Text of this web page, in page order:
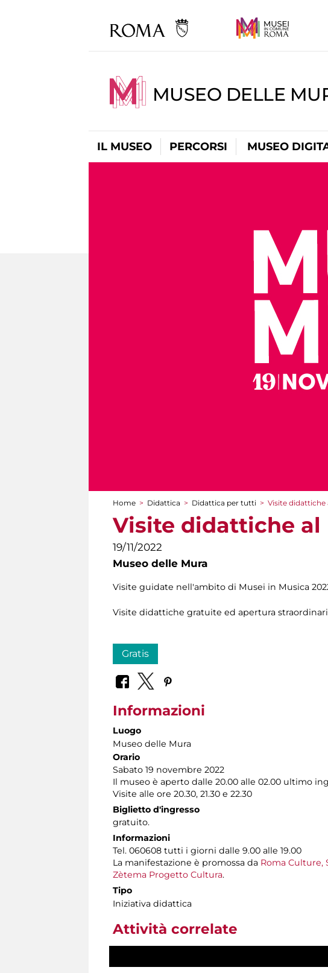
MUSEO DELLE
IL MUSEO PERCORSI MUSEO
Tu sei qui
Home > Didattica > Didattica per tutti > Visite didattiche
Visite didattiche al
19/11/2022
Museo delle Mura
Visite guidate nell'ambito di Musei in Musica
Visite didattiche gratuite ed apertura
Gratis
Informazioni
Luogo
Museo delle Mura
Orario
Sabato 19 novembre 2022
​Il museo è aperto dalle 20.00 alle 02.00 ultimo
Visite alle ore 20.30, 21.30 e 22.30
Biglietto d'ingresso
gratuito.
Informazioni
Tel. 060608 tutti i giorni dalle 9.00 alle 19.00
La manifestazione è promossa da Roma Culture,
Zètema Progetto Cultura.
Tipo
Iniziativa didattica
Attività correlate